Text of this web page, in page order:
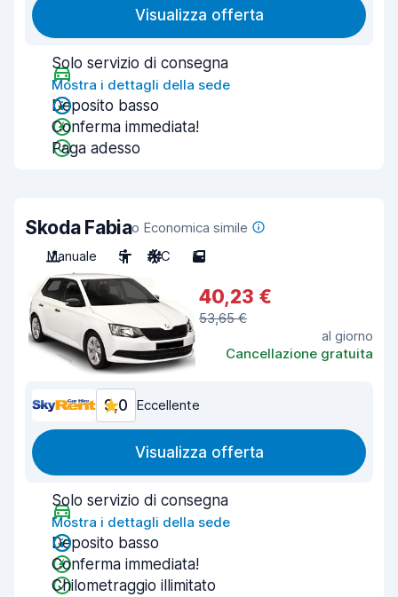
Visualizza offerta
Solo servizio di consegna
Mostra i dettagli della sede
Deposito basso
Conferma immediata!
Paga adesso
Skoda Fabiao Economica simile
Manuale
5 A/C 5
40,23 €
53,65 €
al giorno
Cancellazione gratuita
9,0 Eccellente
Visualizza offerta
Solo servizio di consegna
Mostra i dettagli della sede
Deposito basso
Conferma immediata!
Chilometraggio illimitato